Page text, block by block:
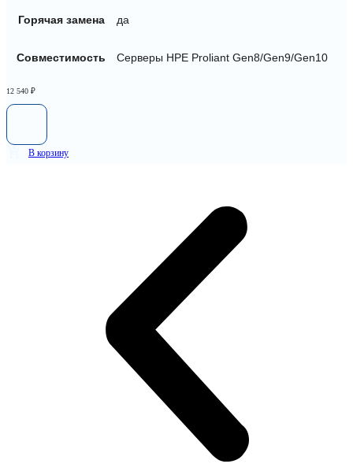
Горячая замена да
Совместимость Серверы HPE Proliant Gen8/Gen9/Gen10
12 540 ₽
В корзину